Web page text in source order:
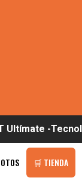
🛒 TIENDA